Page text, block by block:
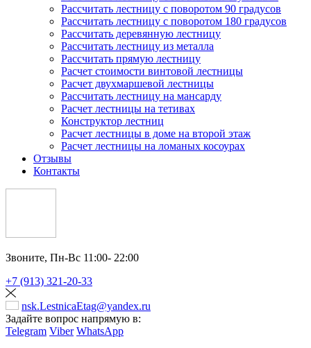
Рассчитать лестницу с поворотом 90 градусов
Рассчитать лестницу с поворотом 180 градусов
Рассчитать деревянную лестницу
Рассчитать лестницу из металла
Рассчитать прямую лестницу
Расчет стоимости винтовой лестницы
Расчет двухмаршевой лестницы
Рассчитать лестницу на мансарду
Расчет лестницы на тетивах
Конструктор лестниц
Расчет лестницы в доме на второй этаж
Расчет лестницы на ломаных косоурах
Отзывы
Контакты
Звоните, Пн-Вс 11:00- 22:00
+7 (913) 321-20-33
nsk.LestnicaEtag@yandex.ru
Задайте вопрос напрямую в:
Telegram Viber WhatsApp